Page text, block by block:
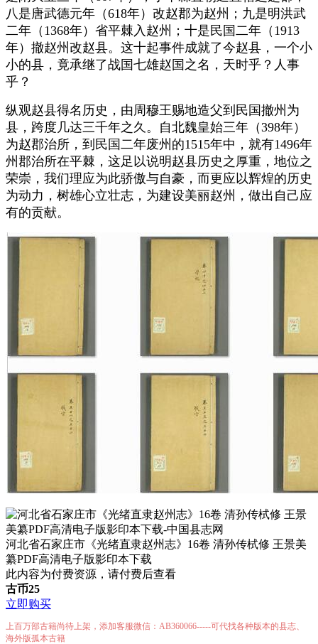
八是唐武德元年（618年）改赵郡为赵州；九是明洪武
二年（1368年）省平棘入赵州；十是民国二年（1913
年）撤赵州改赵县。这十起事件成就了今赵县，一个小
小的县，竟承继了战国七雄赵国之名，天时乎？人事
乎？
纵观赵县得名历史，由周穆王赐地造父到民国撤州为
县，跨度几达三千年之久。自北魏皇始三年（398年）
为赵郡治所，到民国二年废州的1515年中，就有1496年
州郡治所在平棘，这足以说明赵县历史之厚重，地位之
荣崇，我们理应为此骄傲与自豪，而更应以辉煌的历史
为动力，树雄心立壮志，为建设美丽赵州，做出自己应
有的贡献。
河北省石家庄市《光绪直隶赵州志》16卷 清孙传栻修 王景美
纂PDF高清电子版影印本下载
此内容为付费资源，请付费后查看
古币25
立即购买
上百万部古籍尚待上架，添加客服微信：AB360066-----可代找各种版本的县志、
海外版孤本古籍